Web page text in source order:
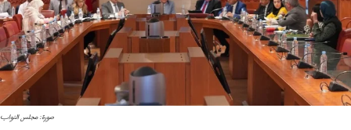
صورة: مجلس النواب